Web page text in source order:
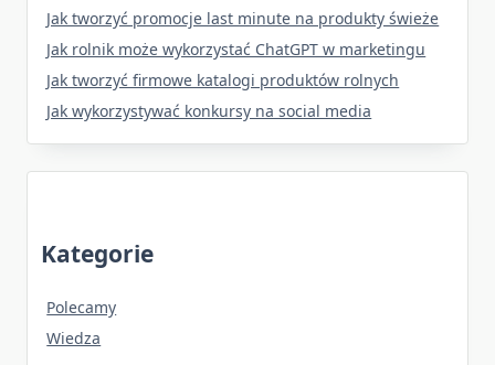
Jak tworzyć promocje last minute na produkty świeże
Jak rolnik może wykorzystać ChatGPT w marketingu
Jak tworzyć firmowe katalogi produktów rolnych
Jak wykorzystywać konkursy na social media
Kategorie
Polecamy
Wiedza